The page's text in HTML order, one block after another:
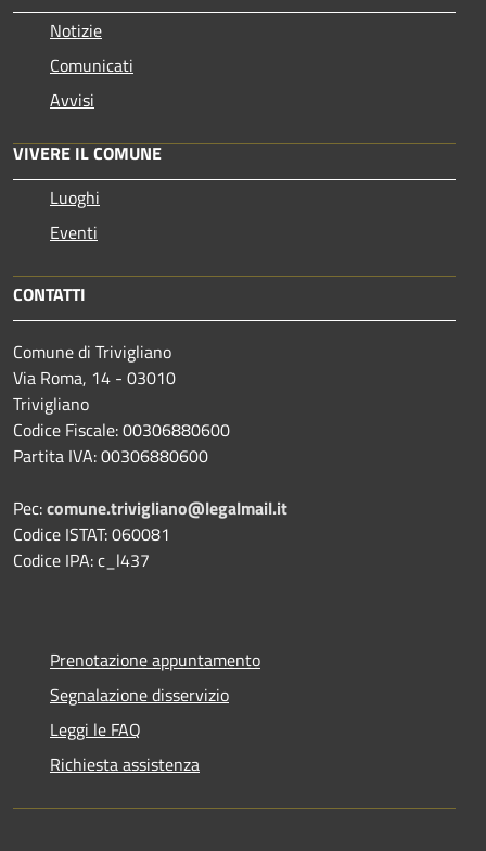
Notizie
Comunicati
Avvisi
VIVERE IL COMUNE
Luoghi
Eventi
CONTATTI
Comune di Trivigliano
Via Roma, 14 - 03010
Trivigliano
Codice Fiscale: 00306880600
Partita IVA: 00306880600
Pec:comune.trivigliano@legalmail.it
Codice ISTAT: 060081
Codice IPA: c_l437
Prenotazione appuntamento
Segnalazione disservizio
Leggi le FAQ
Richiesta assistenza